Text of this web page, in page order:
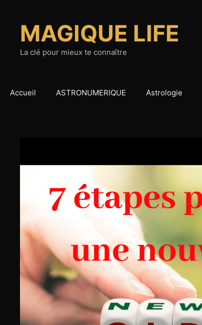
contenuMAGIQUE LIFE
La clé pour mieux te connaître
Accueil ASTRONUMERIQUE Astrologie